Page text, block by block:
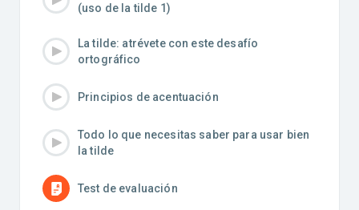
(uso de la tilde 1)
La tilde: atrévete con este desafío
ortográfico
Principios de acentuación
Todo lo que necesitas saber para usar bien
la tilde
Test de evaluación